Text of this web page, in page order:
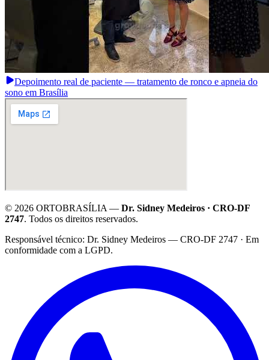
Depoimento real de paciente — tratamento de ronco e apneia do
sono em Brasília
© 2026 ORTOBRASÍLIA — Dr. Sidney Medeiros · CRO-DF
2747. Todos os direitos reservados.
Responsável técnico: Dr. Sidney Medeiros — CRO-DF 2747 · Em
conformidade com a LGPD.